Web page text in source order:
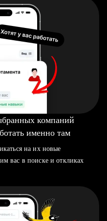
компаний
именно там
на их новые
вас в поиске и откликах